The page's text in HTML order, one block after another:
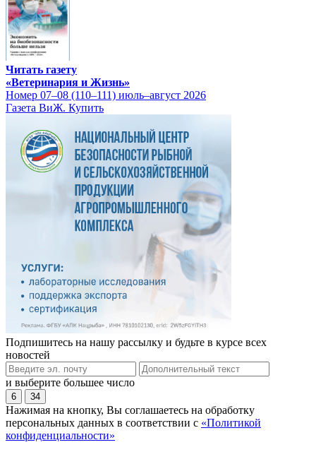
Читать газету
«Ветеринария и Жизнь»
Номер 07–08 (110–111) июль–август 2026
Газета ВиЖ. Купить
Подпишитесь на нашу рассылку и будьте в курсе всех
новостей
и выберите большее число
6 34
Нажимая на кнопку, Вы соглашаетесь на обработку
персональных данных в соответствии с «Политикой
конфиденциальности»